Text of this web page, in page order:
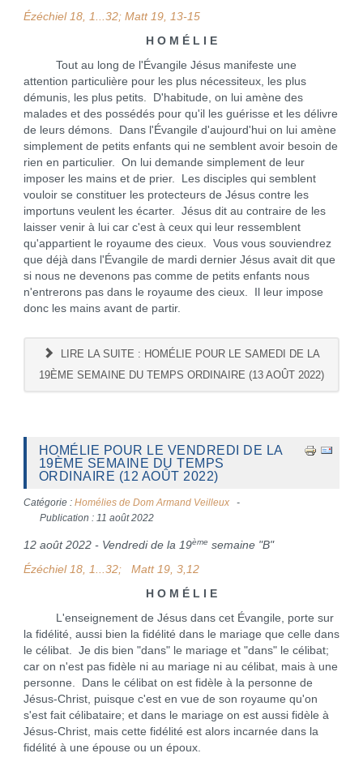
Ézéchiel 18, 1...32; Matt 19, 13-15
H O M É L I E
Tout au long de l'Évangile Jésus manifeste une
attention particulière pour les plus nécessiteux, les plus
démunis, les plus petits. D'habitude, on lui amène des
malades et des possédés pour qu'il les guérisse et les délivre
de leurs démons. Dans l'Évangile d'aujourd'hui on lui amène
simplement de petits enfants qui ne semblent avoir besoin de
rien en particulier. On lui demande simplement de leur
imposer les mains et de prier. Les disciples qui semblent
vouloir se constituer les protecteurs de Jésus contre les
importuns veulent les écarter. Jésus dit au contraire de les
laisser venir à lui car c'est à ceux qui leur ressemblent
qu'appartient le royaume des cieux. Vous vous souviendrez
que déjà dans l'Évangile de mardi dernier Jésus avait dit que
si nous ne devenons pas comme de petits enfants nous
n'entrerons pas dans le royaume des cieux. Il leur impose
donc les mains avant de partir.
LIRE LA SUITE : HOMÉLIE POUR LE SAMEDI DE LA
19ÈME SEMAINE DU TEMPS ORDINAIRE (13 AOÛT 2022)
HOMÉLIE POUR LE VENDREDI DE LA
19ÈME SEMAINE DU TEMPS
ORDINAIRE (12 AOÛT 2022)
Catégorie : Homélies de Dom Armand Veilleux
Publication : 11 août 2022
12 août 2022 - Vendredi de la 19ème semaine "B"
Ézéchiel 18, 1...32; Matt 19, 3,12
H O M É L I E
L'enseignement de Jésus dans cet Évangile, porte sur
la fidélité, aussi bien la fidélité dans le mariage que celle dans
le célibat. Je dis bien "dans" le mariage et "dans" le célibat;
car on n'est pas fidèle ni au mariage ni au célibat, mais à une
personne. Dans le célibat on est fidèle à la personne de
Jésus-Christ, puisque c'est en vue de son royaume qu'on
s'est fait célibataire; et dans le mariage on est aussi fidèle à
Jésus-Christ, mais cette fidélité est alors incarnée dans la
fidélité à une épouse ou un époux.